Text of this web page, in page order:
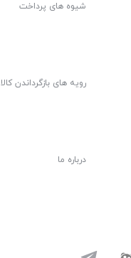
شیوه های پرداخت
رویه های بازگرداندن کالا
درباره ما